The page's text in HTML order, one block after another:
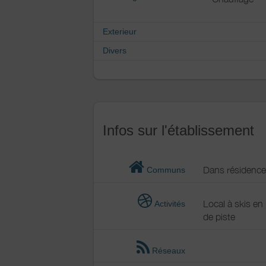
Exterieur
Divers
Infos sur l'établissement
Communs Dans résidence
Activités
Local à skis en
de piste
Réseaux